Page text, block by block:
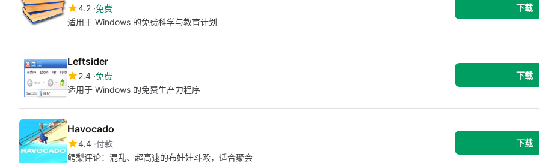
4.2 免费
适用于 Windows 的免费科学与教育计划
下载
Leftsider
2.4 免费
适用于 Windows 的免费生产力程序
下载
Havocado
4.4 付款
鳄梨评论：混乱、超高速的布娃娃斗殴，适合聚会
下载